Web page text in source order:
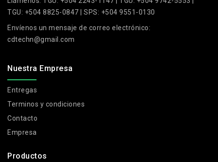
TGU: +504 8825-0847 | SPS: +504 9551-0130
Envíenos un mensaje de correo electrónico:
cdtechn@gmail.com
Nuestra Empresa
Entregas
Terminos y condiciones
Contacto
Empresa
Productos